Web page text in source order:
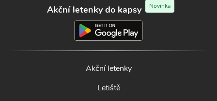
Akční letenky do kapsy Novinka
Akční letenky
Letiště